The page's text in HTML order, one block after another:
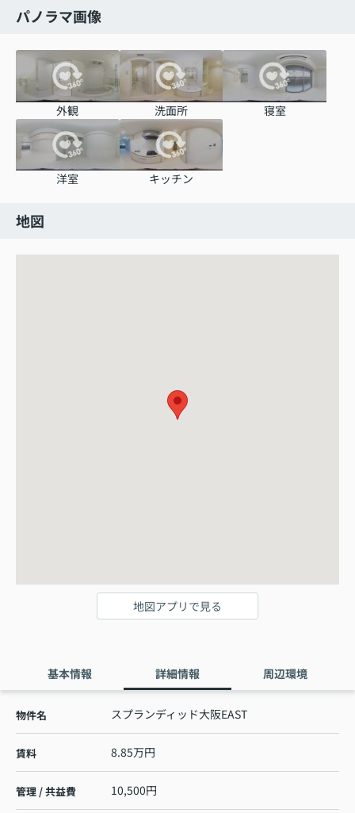
パノラマ画像
外観 洗面所 寝室
洋室 キッチン
地図
地図アプリで見る
基本情報 詳細情報 周辺環境
物件名 スプランディッド大阪EAST
賃料 8.85万円
管理 / 共益費 10,500円